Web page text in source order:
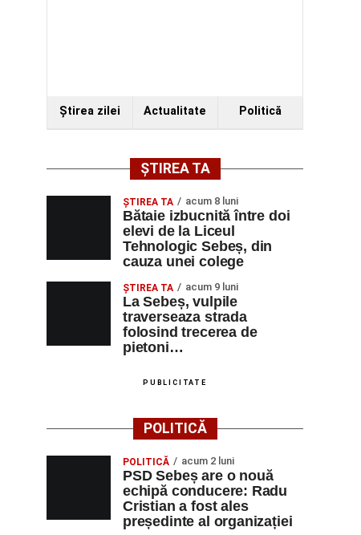
Ştirea zilei Actualitate Politică
ȘTIREA TA
ŞTIREA TA acum 8 luni
Bătaie izbucnită între doi
elevi de la Liceul
Tehnologic Sebeș, din
cauza unei colege
ŞTIREA TA acum 9 luni
La Sebeș, vulpile
traverseaza strada
folosind trecerea de
pietoni…
PUBLICITATE
POLITICĂ
POLITICĂ acum 2 luni
PSD Sebeș are o nouă
echipă conducere: Radu
Cristian a fost ales
președinte al organizației